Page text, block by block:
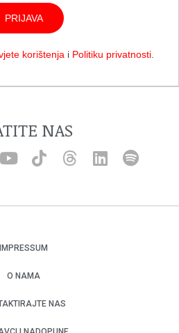
PRIJAVA
korištenja i Politiku privatnosti.
NAS
IMPRESSUM
O NAMA
NAS